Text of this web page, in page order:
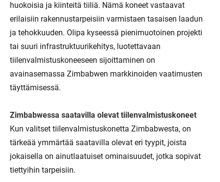
huokoisia ja kiinteitä tiiliä. Nämä koneet vastaavat
erilaisiin rakennustarpeisiin varmistaen tasaisen laadun
ja tehokkuuden. Olipa kyseessä pienimuotoinen projekti
tai suuri infrastruktuurikehitys, luotettavaan
tiilenvalmistuskoneeseen sijoittaminen on
avainasemassa Zimbabwen markkinoiden vaatimusten
täyttämisessä.
Zimbabwessa saatavilla olevat tiilenvalmistuskoneet
Kun valitset tiilenvalmistuskonetta Zimbabwesta, on
tärkeää ymmärtää saatavilla olevat eri tyypit, joista
jokaisella on ainutlaatuiset ominaisuudet, jotka sopivat
tiettyihin tarpeisiin.